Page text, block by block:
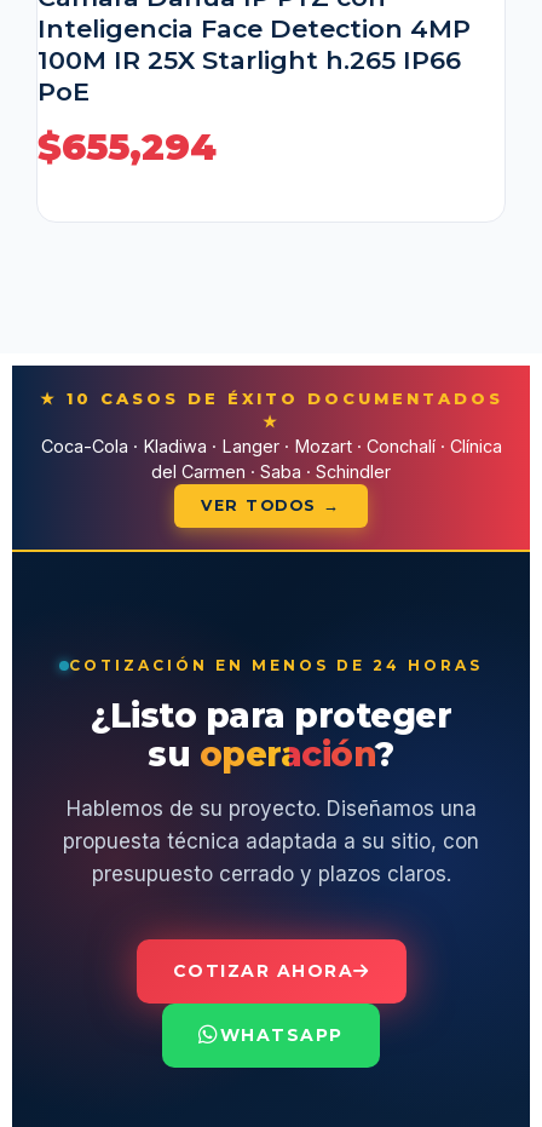
Inteligencia Face Detection 4MP
100M IR 25X Starlight h.265 IP66
PoE
$655,294
★ 10 CASOS DE ÉXITO DOCUMENTADOS
★
Coca-Cola · Kladiwa · Langer · Mozart · Conchalí · Clínica
del Carmen · Saba · Schindler
VER TODOS →
COTIZACIÓN EN MENOS DE 24 HORAS
¿Listo para proteger
su operación?
Hablemos de su proyecto. Diseñamos una
propuesta técnica adaptada a su sitio, con
presupuesto cerrado y plazos claros.
COTIZAR AHORA
WHATSAPP